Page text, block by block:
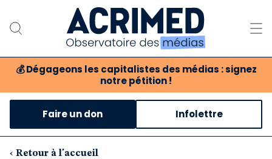
💰 Dégageons les capitalistes des médias : signez
notre pétition !
Notre association
Notre critique des médias
Nos propositions
Faire un don Infolettre
‹ Retour à l'accueil